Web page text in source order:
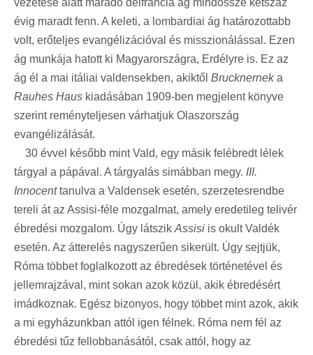
vezetése alatt maradó délfrancia ág mindössze kétszáz
évig maradt fenn. A keleti, a lombardiai ág határozottabb
volt, erőteljes evangélizációval és misszionálással. Ezen
ág munkája hatott ki Magyarországra, Erdélyre is. Ez az
ág él a mai itáliai valdensekben, akiktől Brucknerneka
Rauhes Haus kiadásában 1909-ben megjelent könyve
szerint reményteljesen várhatjuk Olaszország
evangélizálását.
30 évvel később mint Vald, egy másik felébredt lélek
tárgyal a pápával. A tárgyalás simábban megy. III.
Innocenttanulva a Valdensek esetén, szerzetesrendbe
tereli át az Assisi-féle mozgalmat, amely eredetileg telivér
ébredési mozgalom. Úgy látszik Assisi is okult Valdék
esetén. Az átterelés nagyszerűen sikerült. Úgy sejtjük,
Róma többet foglalkozott az ébredések történetével és
jellemrajzával, mint sokan azok közül, akik ébredésért
imádkoznak. Egész bizonyos, hogy többet mint azok, akik
a mi egyházunkban attól igen félnek. Róma nem fél az
ébredési tűz fellobbanásától, csak attól, hogy az